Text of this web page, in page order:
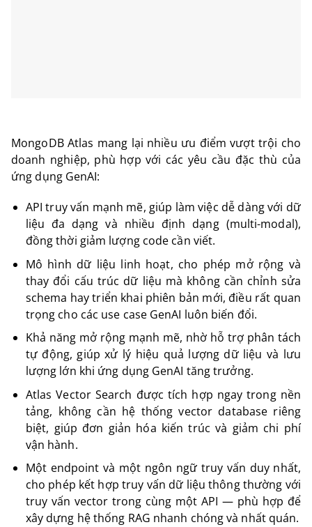
MongoDB Atlas mang lại nhiều ưu điểm vượt trội cho
doanh nghiệp, phù hợp với các yêu cầu đặc thù của
ứng dụng GenAI:
API truy vấn mạnh mẽ, giúp làm việc dễ dàng với dữ
liệu đa dạng và nhiều định dạng (multi-modal),
đồng thời giảm lượng code cần viết.
Mô hình dữ liệu linh hoạt, cho phép mở rộng và
thay đổi cấu trúc dữ liệu mà không cần chỉnh sửa
schema hay triển khai phiên bản mới, điều rất quan
trọng cho các use case GenAI luôn biến đổi.
Khả năng mở rộng mạnh mẽ, nhờ hỗ trợ phân tách
tự động, giúp xử lý hiệu quả lượng dữ liệu và lưu
lượng lớn khi ứng dụng GenAI tăng trưởng.
Atlas Vector Search được tích hợp ngay trong nền
tảng, không cần hệ thống vector database riêng
biệt, giúp đơn giản hóa kiến trúc và giảm chi phí
vận hành.
Một endpoint và một ngôn ngữ truy vấn duy nhất,
cho phép kết hợp truy vấn dữ liệu thông thường với
truy vấn vector trong cùng một API — phù hợp để
xây dựng hệ thống RAG nhanh chóng và nhất quán.